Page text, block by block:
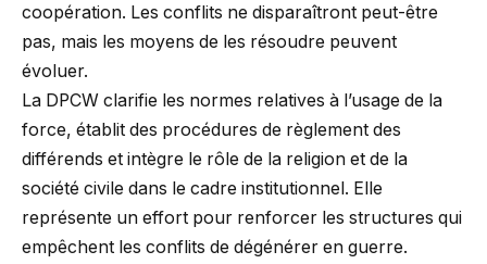
coopération. Les conflits ne disparaîtront peut-être
pas, mais les moyens de les résoudre peuvent
évoluer.
La DPCW clarifie les normes relatives à l’usage de la
force, établit des procédures de règlement des
différends et intègre le rôle de la religion et de la
société civile dans le cadre institutionnel. Elle
représente un effort pour renforcer les structures qui
empêchent les conflits de dégénérer en guerre.